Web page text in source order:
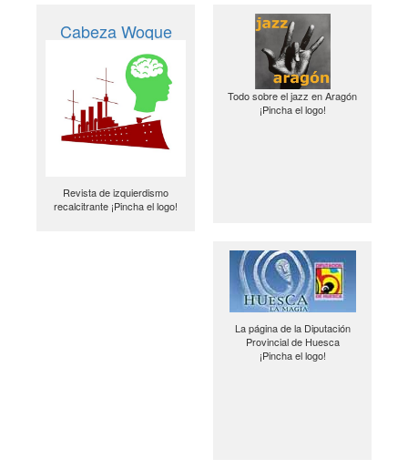
Cabeza Woque
Revista de izquierdismo
recalcitrante ¡Pincha el logo!
Todo sobre el jazz en Aragón
¡Pincha el logo!
La página de la Diputación
Provincial de Huesca
¡Pincha el logo!